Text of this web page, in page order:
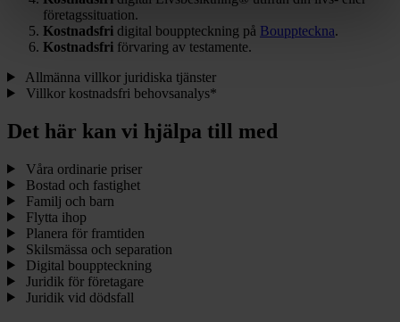
företagssituation.
Kostnadsfri digital bouppteckning på Bouppteckna.
Kostnadsfri förvaring av testamente.
Allmänna villkor juridiska tjänster
Villkor kostnadsfri behovsanalys*
Det här kan vi hjälpa till med
Våra ordinarie priser
Bostad och fastighet
Familj och barn
Flytta ihop
Planera för framtiden
Skilsmässa och separation
Digital bouppteckning
Juridik för företagare
Juridik vid dödsfall